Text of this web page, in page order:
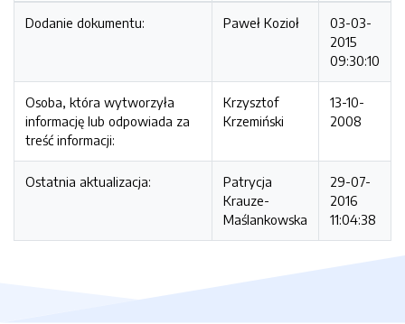
Dodanie dokumentu: Paweł Kozioł
03-03-
2015
09:30:10
Osoba, która wytworzyła
informację lub odpowiada za
treść informacji:
Krzysztof
Krzemiński
13-10-
2008
Ostatnia aktualizacja:
Patrycja
Krauze-
Maślankowska
29-07-
2016
11:04:38